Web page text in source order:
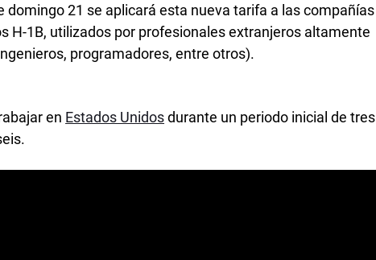
domingo 21 se aplicará esta nueva tarifa a las compañías
H-1B, utilizados por profesionales extranjeros altamente
programadores, entre otros).
en Estados Unidosdurante un periodo inicial de tres